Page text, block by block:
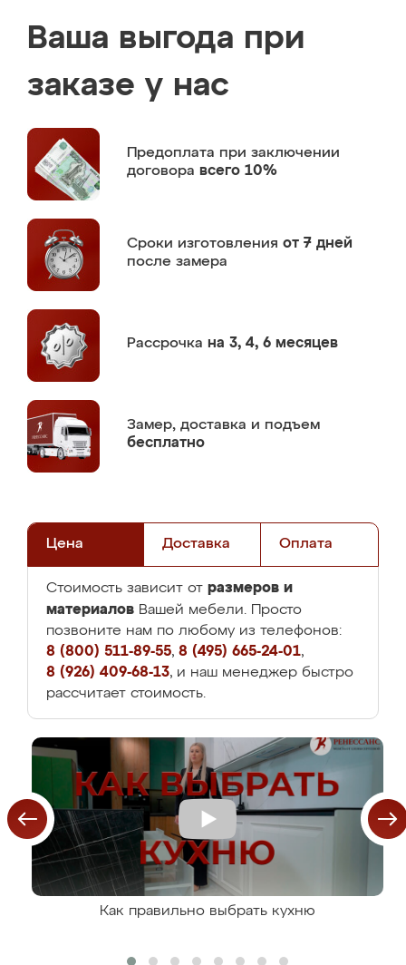
Ваша выгода при
заказе у нас
Предоплата при заключении
договора всего 10%
Сроки изготовления от 7 дней
после замера
Рассрочка на 3, 4, 6 месяцев
Замер, доставка и подъем
бесплатно
Цена Доставка Оплата
Стоимость зависит от размеров и
материалов Вашей мебели. Просто
позвоните нам по любому из телефонов:
8 (800) 511-89-55, 8 (495) 665-24-01,
8 (926) 409-68-13, и наш менеджер быстро
рассчитает стоимость.
Как правильно выбрать кухню